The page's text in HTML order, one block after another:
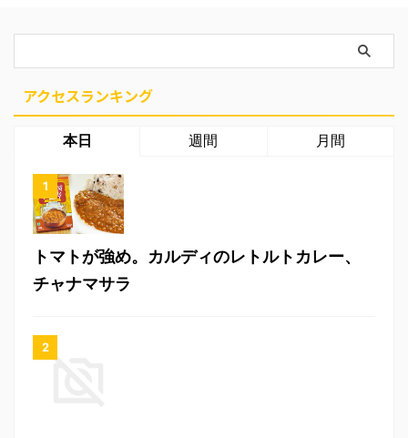
アクセスランキング
本日 週間 月間
トマトが強め。カルディのレトルトカレー、
チャナマサラ